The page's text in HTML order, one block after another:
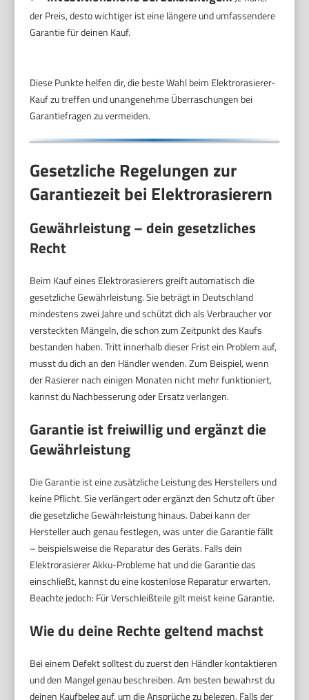
der Preis, desto wichtiger ist eine längere und umfassendere
Garantie für deinen Kauf.
Diese Punkte helfen dir, die beste Wahl beim Elektrorasierer-
Kauf zu treffen und unangenehme Überraschungen bei
Garantiefragen zu vermeiden.
Gesetzliche Regelungen zur
Garantiezeit bei Elektrorasierern
Gewährleistung – dein gesetzliches
Recht
Beim Kauf eines Elektrorasierers greift automatisch die
gesetzliche Gewährleistung. Sie beträgt in Deutschland
mindestens zwei Jahre und schützt dich als Verbraucher vor
versteckten Mängeln, die schon zum Zeitpunkt des Kaufs
bestanden haben. Tritt innerhalb dieser Frist ein Problem auf,
musst du dich an den Händler wenden. Zum Beispiel, wenn
der Rasierer nach einigen Monaten nicht mehr funktioniert,
kannst du Nachbesserung oder Ersatz verlangen.
Garantie ist freiwillig und ergänzt die
Gewährleistung
Die Garantie ist eine zusätzliche Leistung des Herstellers und
keine Pflicht. Sie verlängert oder ergänzt den Schutz oft über
die gesetzliche Gewährleistung hinaus. Dabei kann der
Hersteller auch genau festlegen, was unter die Garantie fällt
– beispielsweise die Reparatur des Geräts. Falls dein
Elektrorasierer Akku-Probleme hat und die Garantie das
einschließt, kannst du eine kostenlose Reparatur erwarten.
Beachte jedoch: Für Verschleißteile gilt meist keine Garantie.
Wie du deine Rechte geltend machst
Bei einem Defekt solltest du zuerst den Händler kontaktieren
und den Mangel genau beschreiben. Am besten bewahrst du
deinen Kaufbeleg auf, um die Ansprüche zu belegen. Falls der